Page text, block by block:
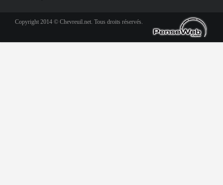
Copyright 2014 © Chevreuil.net. Tous droits réservés.